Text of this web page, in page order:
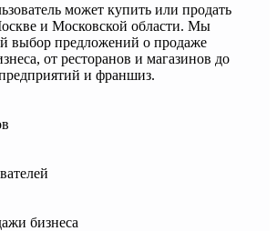
может купить или продать
и Московской области. Мы
выбор предложений о продаже
от ресторанов и магазинов до
и франшиз.
бизнеса